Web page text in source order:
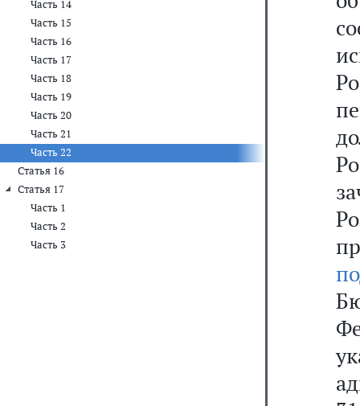
Часть 14
Часть 15
Часть 16
Часть 17
Часть 18
Часть 19
Часть 20
Часть 21
Часть 22
Статья 16
Статья 17
Часть 1
Часть 2
Часть 3